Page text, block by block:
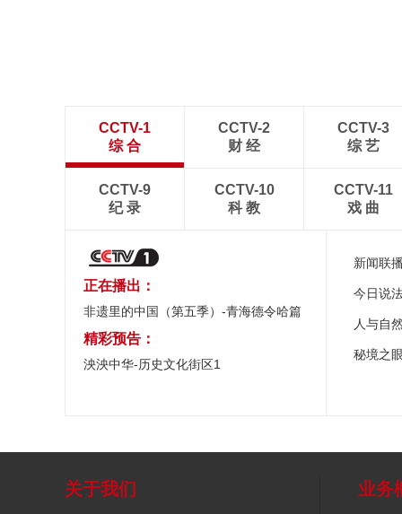
CCTV-1
综 合
CCTV-2
财 经
CCTV-3
综 艺
CCTV-9
纪 录
CCTV-10
科 教
CCTV-11
戏 曲
正在播出：
非遗里的中国（第五季）-青海德令哈篇
精彩预告：
泱泱中华-历史文化街区1
新闻联
今日说
人与自
秘境之
关于我们 业务